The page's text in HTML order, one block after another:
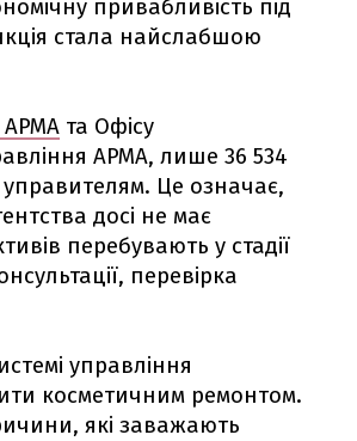
привабливість під
стала найслабшою
АРМА та Офісу
АРМА, лише 36 534
Це означає,
досі не має
перебувають у стадії
перевірка
управління
косметичним ремонтом.
які заважають